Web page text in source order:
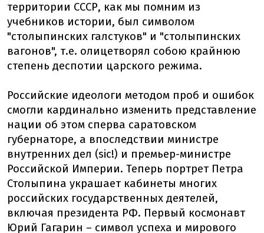
территории СССР, как мы помним из
учебников истории, был символом
"столыпинских галстуков" и "столыпинских
вагонов", т.е. олицетворял собою крайнюю
степень деспотии царского режима.
Российские идеологи методом проб и ошибок
смогли кардинально изменить представление
нации об этом сперва саратовском
губернаторе, а впоследствии министре
внутренних дел (sic!) и премьер-министре
Российской Империи. Теперь портрет Петра
Столыпина украшает кабинеты многих
российских государственных деятелей,
включая президента РФ. Первый космонавт
Юрий Гагарин – символ успеха и мирового